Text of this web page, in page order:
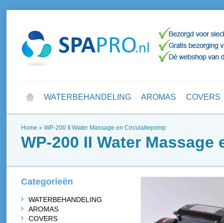
WATERBEHANDELING AROMAS COVERS
Home » WP-200 II Water Massage en Circulatiepomp
WP-200 II Water
Categorieën
WATERBEHANDELING
AROMAS
COVERS